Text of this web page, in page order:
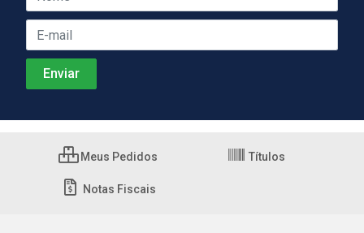
Meus Pedidos Títulos
Notas Fiscais